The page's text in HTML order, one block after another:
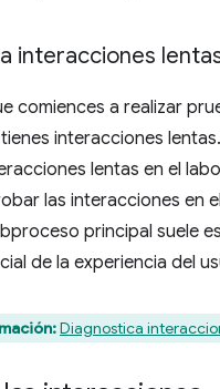
interacciones
comiences a realizar
interacciones
lentas en el
las interacciones en
principal suele
de la experiencia del
Diagnostica